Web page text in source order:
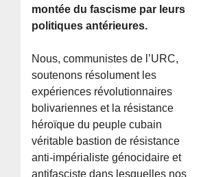
montée du fascisme par leurs
politiques antérieures.
Nous, communistes de l’URC,
soutenons résolument les
expériences révolutionnaires
bolivariennes et la résistance
héroïque du peuple cubain
véritable bastion de résistance
anti-impérialiste génocidaire et
antifasciste dans lesquelles nos